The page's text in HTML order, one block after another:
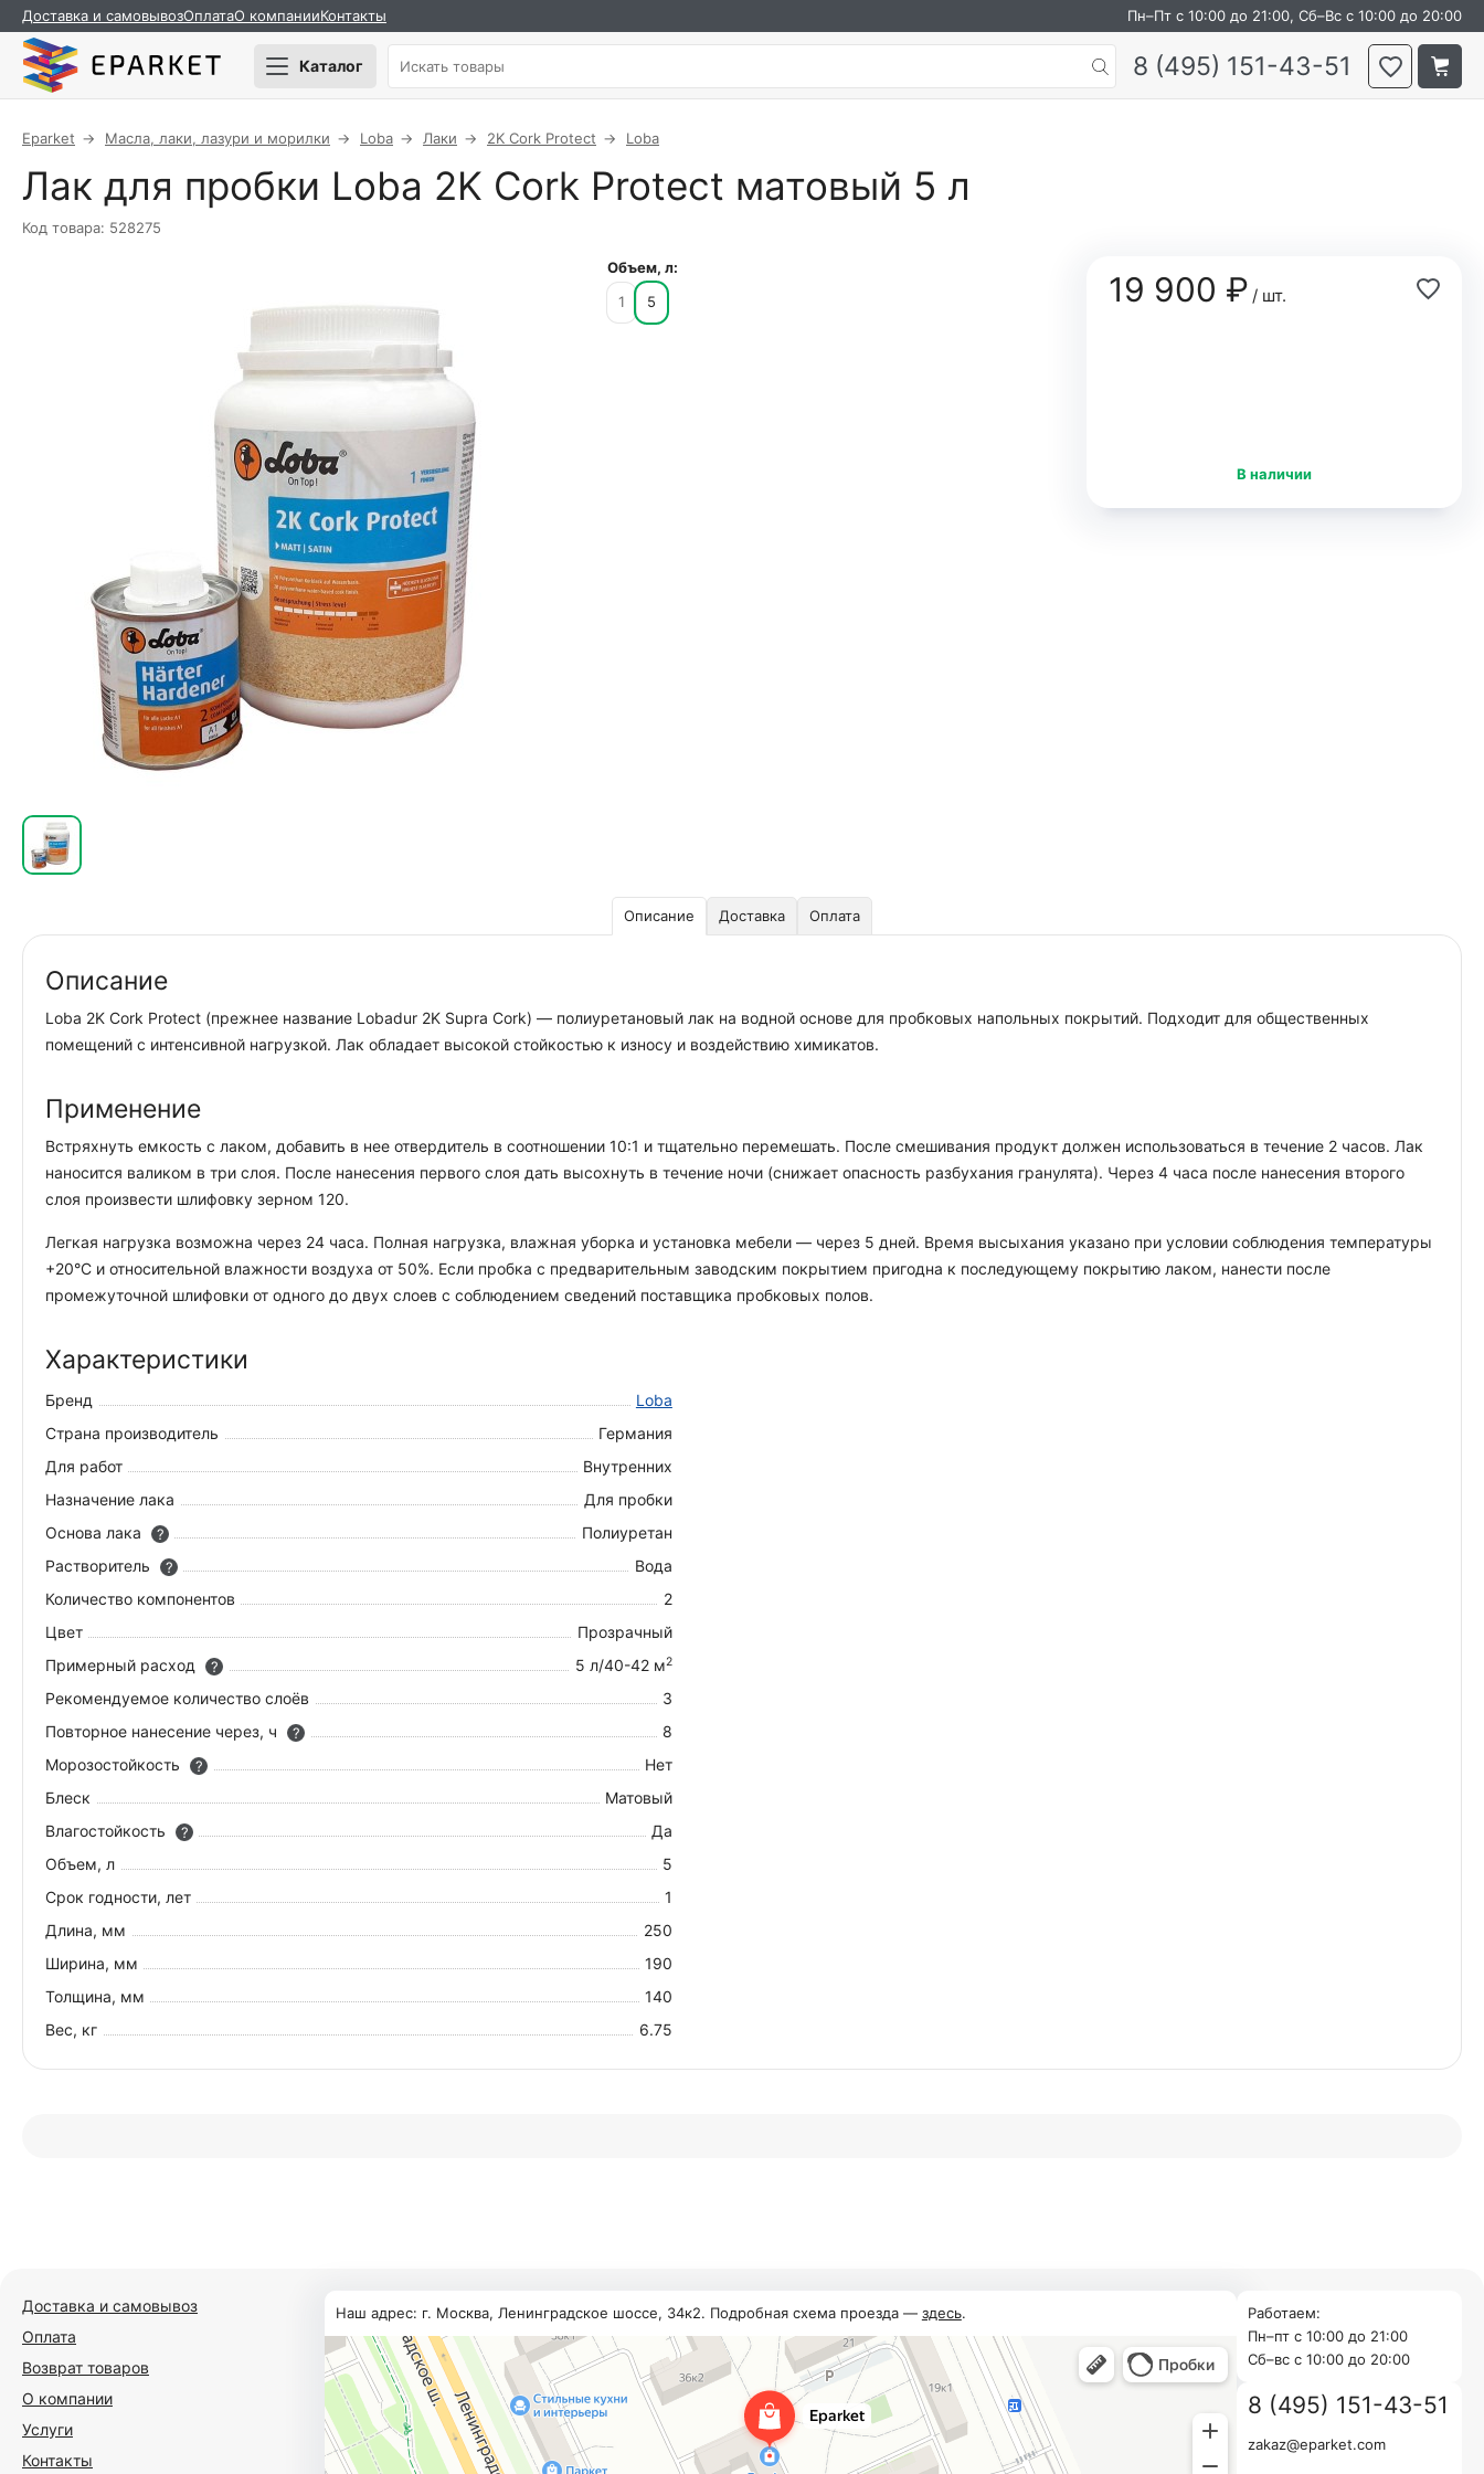
Доставка и самовывозОплатаО компанииКонтакты Пн–Пт с 10:00 до 21:00, Сб–Вс с 10:00 до 20:00
Каталог 8 (495) 151-43-51
Eparket Масла, лаки, лазури и морилки Loba Лаки 2K Cork Protect Loba
Лак для пробки Loba 2K Cork Protect матовый 5 л
Код товара: 528275
19 900 ₽/ шт.
В наличии
Объем, л:
1
5
Описание Доставка Оплата
Описание
Loba 2K Cork Protect (прежнее название Lobadur 2K Supra Cork) — полиуретановый лак на водной основе для пробковых напольных покрытий. Подходит для общественных
помещений с интенсивной нагрузкой. Лак обладает высокой стойкостью к износу и воздействию химикатов.
Применение
Встряхнуть емкость с лаком, добавить в нее отвердитель в соотношении 10:1 и тщательно перемешать. После смешивания продукт должен использоваться в течение 2 часов. Лак
наносится валиком в три слоя. После нанесения первого слоя дать высохнуть в течение ночи (снижает опасность разбухания гранулята). Через 4 часа после нанесения второго
слоя произвести шлифовку зерном 120.
Легкая нагрузка возможна через 24 часа. Полная нагрузка, влажная уборка и установка мебели — через 5 дней. Время высыхания указано при условии соблюдения температуры
+20°С и относительной влажности воздуха от 50%. Если пробка с предварительным заводским покрытием пригодна к последующему покрытию лаком, нанести после
промежуточной шлифовки от одного до двух слоев с соблюдением сведений поставщика пробковых полов.
Характеристики
Бренд
Loba
Страна производитель
Германия
Для работ
Внутренних
Назначение лака
Для пробки
Основа лака
?
Полиуретан
Растворитель
?
Вода
Количество компонентов
2
Цвет
Прозрачный
Примерный расход
? 5 л/40-42 м2
Рекомендуемое количество слоёв
3
Повторное нанесение через, ч
?
8
Морозостойкость
?
Нет
Блеск
Матовый
Влагостойкость
?
Да
Объем, л
5
Срок годности, лет
1
Длина, мм
250
Ширина, мм
190
Толщина, мм
140
Вес, кг
6.75
Доставка и самовывоз
Оплата
Возврат товаров
О компании
Услуги
Контакты
Наш адрес: г. Москва, Ленинградское шоссе, 34к2. Подробная схема проезда — здесь.
Работаем:
Пн–пт с 10:00 до 21:00
Cб–вс с 10:00 до 20:00
8 (495) 151-43-51
zakaz@eparket.com